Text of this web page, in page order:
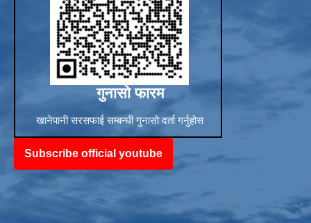
गुनासो फारम
खानेपानी सरसफाई सम्बन्धी गुनासो दर्ता गर्नुहोस
Subscribe official youtube